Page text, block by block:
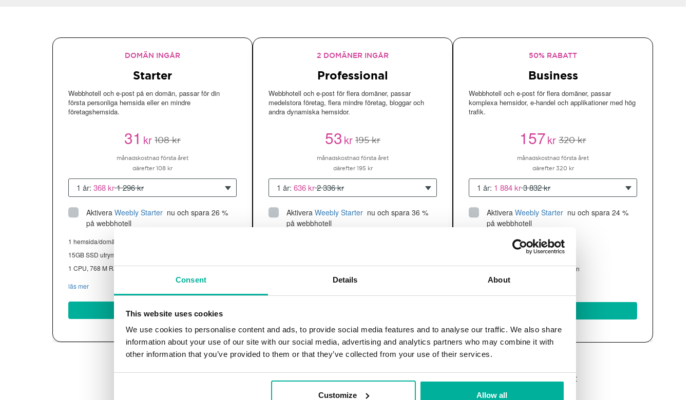
Consent Details About
This website uses cookies
We use cookies to personalise content and ads, to provide social media features and to analyse our traffic. We also share
information about your use of our site with our social media, advertising and analytics partners who may combine it with
other information that you’ve provided to them or that they’ve collected from your use of their services.
Customize Allow all
DOMÄN INGÅR
Starter
Webbhotell och e-post på en domän, passar för din
första personliga hemsida eller en mindre
företagshemsida.
31kr 108 kr
månadskostnad första året
därefter 108 kr
1 år: 368 kr1 296 kr
Aktivera Weebly Starter nu och spara 26 %
på webbhotell
1 hemsida/domän
15GB SSD utrymme
1 CPU, 768 M RAM ~13K besökare/mån
läs mer
Köp nu
2 DOMÄNER INGÅR
Professional
Webbhotell och e-post för flera domäner, passar
medelstora företag, flera mindre företag, bloggar och
andra dynamiska hemsidor.
53kr 195 kr
månadskostnad första året
därefter 195 kr
1 år: 636 kr2 336 kr
Aktivera Weebly Starter nu och spara 36 %
på webbhotell
2 CPU, 2GB RAM ~60K besökare/mån
50% RABATT
Business
Webbhotell och e-post för flera domäner, passar
komplexa hemsidor, e-handel och applikationer med hög
trafik.
157kr 320 kr
månadskostnad första året
därefter 320 kr
1 år: 1 884 kr3 832 kr
Aktivera Weebly Starter nu och spara 24 %
på webbhotell
Upp till 10 hemsidor/domäner
utrymme
4 CPU, 4GB RAM ~200K besökare/mån
Alla priser visas exklusive moms. Våra kampanjpriser (i rosa) gäller för det första året, därefter ersätts de av vårt
standardpris (visas med genomstruken text).